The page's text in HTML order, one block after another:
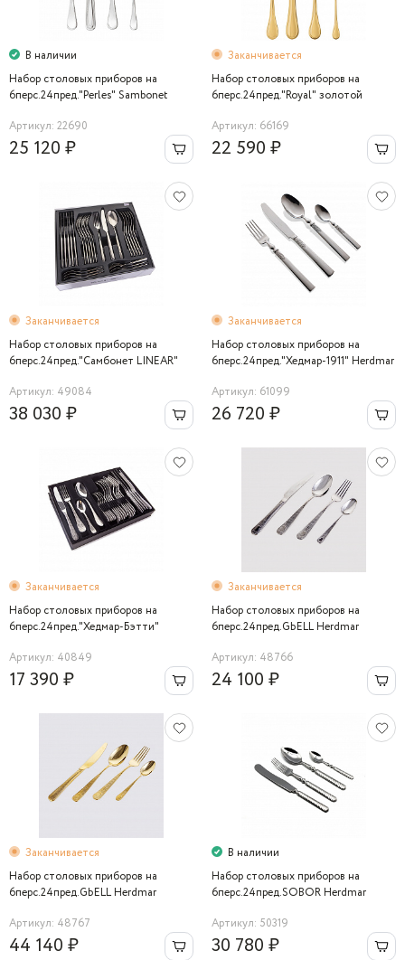
В наличии
Набор столовых приборов на
6перс.24пред."Perles" Sambonet
Артикул: 22690
25 120 ₽
Заканчивается
Набор столовых приборов на
6перс.24пред."Royal" золотой
Артикул: 66169
22 590 ₽
Заканчивается
Набор столовых приборов на
6перс.24пред."Самбонет LINEAR"
Артикул: 49084
38 030 ₽
Заканчивается
Набор столовых приборов на
6перс.24пред."Хедмар-1911" Herdmar
Артикул: 61099
26 720 ₽
Заканчивается
Набор столовых приборов на
6перс.24пред."Хедмар-Бэтти"
Артикул: 40849
17 390 ₽
Заканчивается
Набор столовых приборов на
6перс.24пред.GЬELL Herdmar
Артикул: 48766
24 100 ₽
Заканчивается
Набор столовых приборов на
6перс.24пред.GЬELL Herdmar
Артикул: 48767
44 140 ₽
В наличии
Набор столовых приборов на
6перс.24пред.SOBOR Herdmar
Артикул: 50319
30 780 ₽